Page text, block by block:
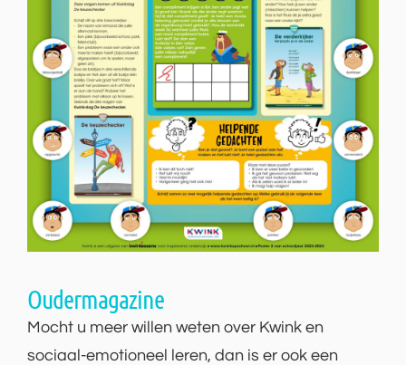
Oudermagazine
Mocht u meer willen weten over Kwink en
sociaal-emotioneel leren, dan is er ook een